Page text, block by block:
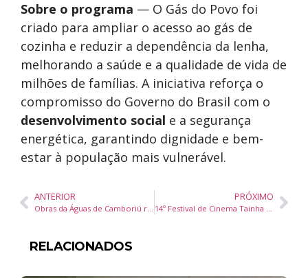
Sobre o programa — O Gás do Povo foi
criado para ampliar o acesso ao gás de
cozinha e reduzir a dependência da lenha,
melhorando a saúde e a qualidade de vida de
milhões de famílias. A iniciativa reforça o
compromisso do Governo do Brasil com o
desenvolvimento social e a segurança
energética, garantindo dignidade e bem-
estar à população mais vulnerável.
ANTERIOR
Obras da Águas de Camboriú reforçam abastecimento no bairro Cedro e arredores
PRÓXIMO
14º Festival de Cinema Tainha Dourada celebra audiovisual catarinense em Itajaí
RELACIONADOS